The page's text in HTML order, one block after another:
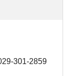
301-2859